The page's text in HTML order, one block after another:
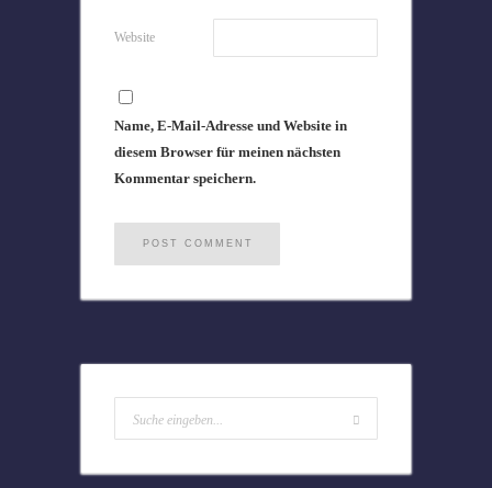
Website
Name, E-Mail-Adresse und Website in
diesem Browser für meinen nächsten
Kommentar speichern.